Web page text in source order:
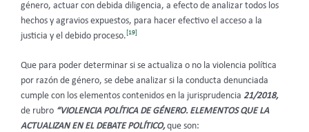
género, actuar con debida diligencia, a efecto de analizar todos los
hechos y agravios expuestos, para hacer efectivo el acceso a la
justicia y el debido proceso. [19]
Que para poder determinar si se actualiza o no la violencia política
por razón de género, se debe analizar si la conducta denunciada
cumple con los elementos contenidos en la jurisprudencia 21/2018,
de rubro “VIOLENCIA POLÍTICA DE GÉNERO. ELEMENTOS QUE LA
ACTUALIZAN EN EL DEBATE POLÍTICO,que son: